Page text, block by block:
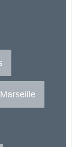
Marseille